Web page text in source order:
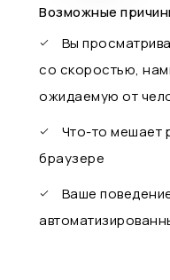
Возможные
Вы
со скоростью,
ожидаемую от
Что-то мешает
браузере
Ваше